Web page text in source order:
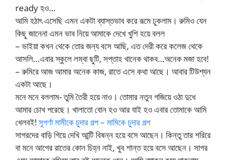
ready হও…
আমি হঠাৎ এসেছি এমন একটা ব্যাস্তভাব করে রূমে ঢুকলাম। রুমিও যেন
কিছু জানেনা এমন ভাব নিয়ে আমাকে দেখে খুশি হয়ে বলল
– ভাইয়া কখন থেকে তোর জন্য বসে আছি, এত দেরী করে কলেজ থেকে
আসলি…এবার স্কুলে লম্বা ছুটি, সপ্তাহ খানেক থাকব…অনেক মজা হবে!
– রুমিরে আজ আমার অনেক কাজ, রাতে এসে কথা আছে। আবার টিউশ্যন
একটা আছে।
মনে মনে বললাম- তুমি তৈরী হয়ে নাও। তোমার নতুন গজিয়ে ওঠা দুধে
আমার চোখ পরেছে। খালাতো বোন হও আর যাই হও এবার তোমাকে আমি
খেলবই!সুপর্ণা মামীকে চুদার গল্প – মামিকে চুদার গল্প
সাগরদের বাড়ি গিয়ে দেখি আন্টি বিষন্ন হয়ে বসে আছেন। কিন্তু তার শরিরে
বা মনে আগের রাতের কোন চিহ্ন নাই, খুব শান্ত হয়ে বসে আছেন। সাগর